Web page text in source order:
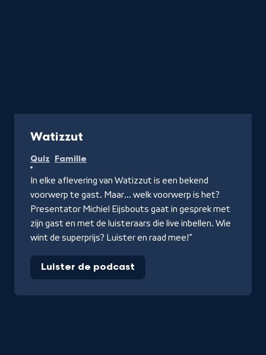
Watizzut
Quiz Familie
In elke aflevering van Watizzut is een bekend
voorwerp te gast. Maar... welk voorwerp is het?
Presentator Michiel Eijsbouts gaat in gesprek met
zijn gast en met de luisteraars die live inbellen. Wie
wint de superprijs? Luister en raad mee!”
Luister de podcast